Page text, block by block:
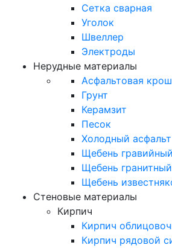
Сетка сварная
Уголок
Швеллер
Электроды
Нерудные материалы
Асфальтовая
Грунт
Керамзит
Песок
Холодный асфальт
Щебень гравийный
Щебень гранитный
Щебень
Стеновые материалы
Кирпич
Кирпич
Кирпич рядовой